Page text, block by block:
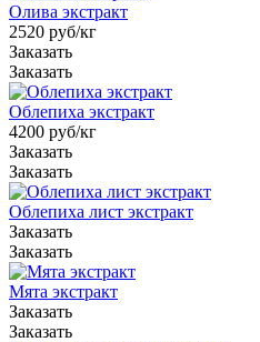
Олива экстракт
2520 руб/кг
Заказать
Заказать
Облепиха экстракт
4200 руб/кг
Заказать
Заказать
Облепиха лист экстракт
Заказать
Заказать
Мята экстракт
Заказать
Заказать